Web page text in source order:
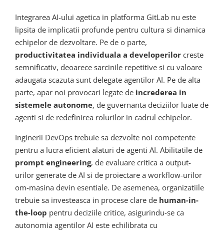
Integrarea AI-ului agetica in platforma GitLab nu este
lipsita de implicatii profunde pentru cultura si dinamica
echipelor de dezvoltare. Pe de o parte,
productivitatea individuala a developerilor creste
semnificativ, deoarece sarcinile repetitive si cu valoare
adaugata scazuta sunt delegate agentilor AI. Pe de alta
parte, apar noi provocari legate de increderea in
sistemele autonome, de guvernanta deciziilor luate de
agenti si de redefinirea rolurilor in cadrul echipelor.
Inginerii DevOps trebuie sa dezvolte noi competente
pentru a lucra eficient alaturi de agenti AI. Abilitatile de
prompt engineering, de evaluare critica a output-
urilor generate de AI si de proiectare a workflow-urilor
om-masina devin esentiale. De asemenea, organizatiile
trebuie sa investeasca in procese clare de human-in-
the-loop pentru deciziile critice, asigurindu-se ca
autonomia agentilor AI este echilibrata cu